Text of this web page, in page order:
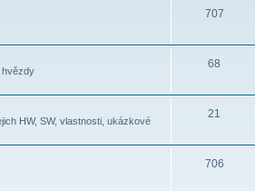
707
hvězdy
68
HW, SW, vlastnosti, ukázkové
21
706